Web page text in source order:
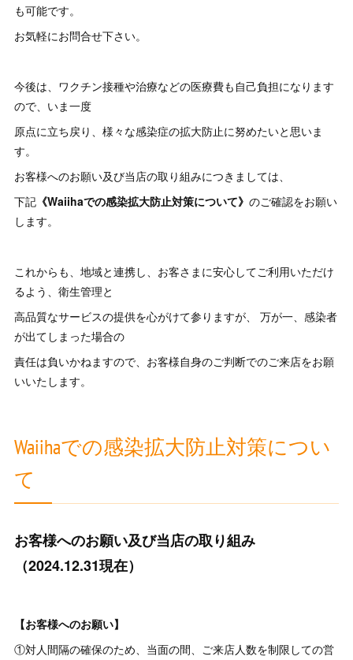
も可能です。
お気軽にお問合せ下さい。
今後は、ワクチン接種や治療などの医療費も自己負担になります
ので、いま一度
原点に立ち戻り、様々な感染症の拡大防止に努めたいと思いま
す。
お客様へのお願い及び当店の取り組みにつきましては、
下記 《Waiihaでの感染拡大防止対策について》のご確認をお願い
します。
これからも、地域と連携し、お客さまに安心してご利用いただけ
るよう、衛生管理と
高品質なサービスの提供を心がけて参りますが、 万が一、感染者
が出てしまった場合の
責任は負いかねますので、お客様自身のご判断でのご来店をお願
いいたします。
Waiihaでの感染拡大防止対策につい
て
お客様へのお願い及び当店の取り組み
（2024.12.31現在）
【お客様へのお願い】
①対人間隔の確保のため、当面の間、ご来店人数を制限しての営